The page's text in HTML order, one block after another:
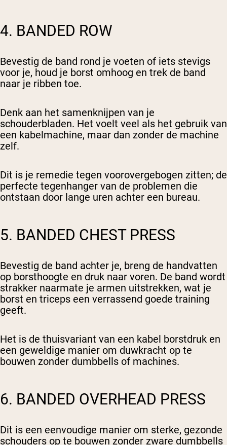
4. BANDED ROW
Bevestig de band rond je voeten of iets stevigs
voor je, houd je borst omhoog en trek de band
naar je ribben toe.
Denk aan het samenknijpen van je
schouderbladen. Het voelt veel als het gebruik van
een kabelmachine, maar dan zonder de machine
zelf.
Dit is je remedie tegen voorovergebogen zitten; de
perfecte tegenhanger van de problemen die
ontstaan door lange uren achter een bureau.
5. BANDED CHEST PRESS
Bevestig de band achter je, breng de handvatten
op borsthoogte en druk naar voren. De band wordt
strakker naarmate je armen uitstrekken, wat je
borst en triceps een verrassend goede training
geeft.
Het is de thuisvariant van een kabel borstdruk en
een geweldige manier om duwkracht op te
bouwen zonder dumbbells of machines.
6. BANDED OVERHEAD PRESS
Dit is een eenvoudige manier om sterke, gezonde
schouders op te bouwen zonder zware dumbbells